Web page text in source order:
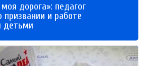
дорога»: педагог
призвании и работе
детьми